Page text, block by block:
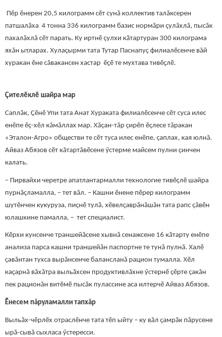
Пӗр ӗнерен 20,5 килограмм сӗт сунă коллектив талăксерен
патшалӑха 4 тонна 336 килограмм базис нормăри çулăхлă, пысăк
пахалăхлă сӗт парать. Ку иртнӗ çулхи кӑтартуран 300 килограма
яхăн ытларах. Хулаçырми тата Тутар Паснапуç филиалӗсенче вăй
хуракан ӗне сăвакансен хастар ӗçӗ те мухтава тивӗҫлӗ.
Çителӗклӗ шайра мар
Саплăк, Ҫӗнӗ Упи тата Анат Хураката филиалӗсенче сӗт суса илес
енӗпе ӗç-хӗл кăмăллах мар. Хăçан-тăр çирӗп ӗçлесе тăракан
«Эталон-Агро» обществи те сӗт туса илес енӗпе, çаплах, кая юлнă.
Айваз Абязов сӗт кăтартăвӗсене ӳстерме майсем пулни çинчен
калать.
– Пирвайхи черетре апатлантармалли технологие тивӗçлӗ шайра
пурнăçламалла, – тет вăл. – Кашни ӗнене пӗрер килограмм
шутӗнчен кукуруза, пиçнӗ тулӑ, хӗвелҫаврӑнӑшăн тата рапс çăвӗн
юлашкине памалла, – тет специалист.
Кӗрхи кунсенче траншейӑсене хывнӑ сенажсене 16 кӑтарту енӗпе
анализа парса кашни траншейӑн паспортне те тунӑ пулнă. Халӗ
ҫавăнтан тухса вырăнсенче балансланă рацион тумалла. Хӗл
каҫарнă вăхăтра выльӑхсен продуктивлăхне ӳстернӗ çӗрте çакăн
пек рационăн витӗмӗ пысăк пулассине аса илтерчӗ Айваз Абязов.
Ӗнесем пăруламалли тапхăр
Выльӑх-чӗрлӗх отраслӗнче тата тӗп ыйту – ку вăл ҫамрӑк пăрусене
ырă-сывă сыхласа ӳстересси.